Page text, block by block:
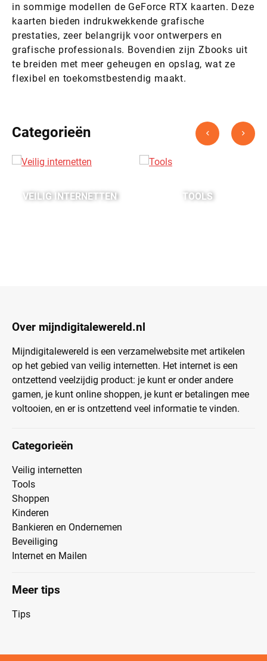
in sommige modellen de GeForce RTX kaarten. Deze
kaarten bieden indrukwekkende grafische
prestaties, zeer belangrijk voor ontwerpers en
grafische professionals. Bovendien zijn Zbooks uit
te breiden met meer geheugen en opslag, wat ze
flexibel en toekomstbestendig maakt.
Categorieën
VEILIG INTERNETTEN TOOLS
Over mijndigitalewereld.nl
Mijndigitalewereld is een verzamelwebsite met artikelen
op het gebied van veilig internetten. Het internet is een
ontzettend veelzijdig product: je kunt er onder andere
gamen, je kunt online shoppen, je kunt er betalingen mee
voltooien, en er is ontzettend veel informatie te vinden.
Categorieën
Veilig internetten
Tools
Shoppen
Kinderen
Bankieren en Ondernemen
Beveiliging
Internet en Mailen
Meer tips
Tips